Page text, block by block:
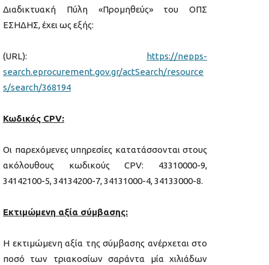
Διαδικτυακή Πύλη «Προμηθεύς» του ΟΠΣ
ΕΣΗΔΗΣ, έχει ως εξής:
(URL): https://nepps-
search.eprocurement.gov.gr/actSearch/resource
s/search/368194
Κωδικός CPV:
Οι παρεχόμενες υπηρεσίες κατατάσσονται στους
ακόλουθους κωδικούς CPV: 43310000-9,
34142100-5, 34134200-7, 34131000-4, 34133000-8.
Εκτιμώμενη αξία σύμβασης:
Η εκτιμώμενη αξία της σύμβασης ανέρχεται στο
ποσό των τριακοσίων σαράντα μία χιλιάδων